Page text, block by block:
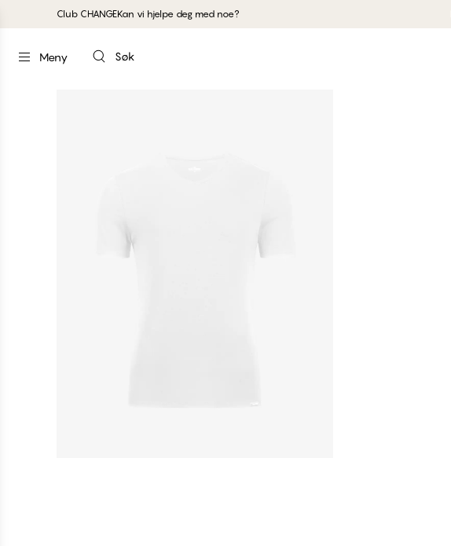
Club CHANGEKan vi hjelpe deg med noe?
Meny Søk